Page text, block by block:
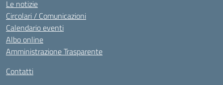
Le notizie
Circolari / Comunicazioni
Calendario eventi
Albo online
Amministrazione Trasparente
Contatti